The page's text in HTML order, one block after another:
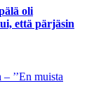
oli
että pärjäsin